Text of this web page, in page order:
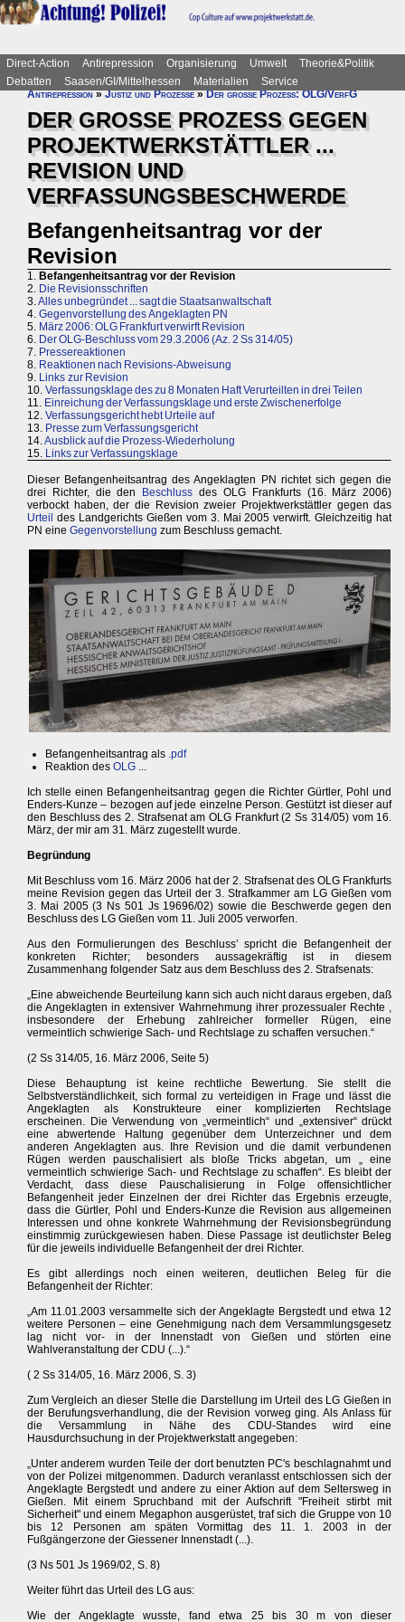
Direct-Action Antirepression Organisierung Umwelt
Theorie&Politik
Debatten
Saasen/GI/Mittelhessen Materialien
Service
Antirepression»Justiz und Prozesse»Der große Prozess: OLG/VerfG
DER GROSSE PROZESS GEGEN
PROJEKTWERKSTÄTTLER ...
REVISION UND
VERFASSUNGSBESCHWERDE
Befangenheitsantrag vor der
Revision
1. Befangenheitsantrag vor der Revision
2. Die Revisionsschriften
3.Alles unbegründet ... sagt die Staatsanwaltschaft
4. Gegenvorstellung des Angeklagten PN
5. März 2006: OLG Frankfurt verwirft Revision
6. Der OLG-Beschluss vom 29.3.2006 (Az. 2 Ss 314/05)
7. Pressereaktionen
8. Reaktionen nach Revisions-Abweisung
9. Links zur Revision
10. Verfassungsklage des zu 8 Monaten Haft Verurteilten in drei Teilen
11. Einreichung der Verfassungsklage und erste Zwischenerfolge
12. Verfassungsgericht hebt Urteile auf
13. Presse zum Verfassungsgericht
14.Ausblick auf die Prozess-Wiederholung
15. Links zur Verfassungsklage
Dieser Befangenheitsantrag des Angeklagten PN richtet sich gegen die
drei Richter, die den
Beschluss des OLG Frankfurts (16. März 2006)
verbockt haben, der die Revision zweier Projektwerkstättler gegen das
Urteil des Landgerichts Gießen vom 3. Mai 2005 verwirft. Gleichzeitig hat
PN eine Gegenvorstellung zum Beschluss gemacht.
Befangenheitsantrag als .pdf
Reaktion des OLG ...
Ich stelle einen Befangenheitsantrag gegen die Richter Gürtler, Pohl und
Enders-Kunze – bezogen auf jede einzelne Person. Gestützt ist dieser auf
den Beschluss des 2. Strafsenat am OLG Frankfurt (2 Ss 314/05) vom 16.
März, der mir am 31. März zugestellt wurde.
Begründung
Mit Beschluss vom 16. März 2006 hat der 2. Strafsenat des OLG Frankfurts
meine Revision gegen das Urteil der 3. Strafkammer am LG Gießen vom
3. Mai 2005 (3 Ns 501 Js 19696/02) sowie die Beschwerde gegen den
Beschluss des LG Gießen vom 11. Juli 2005 verworfen.
Aus den Formulierungen des Beschluss’ spricht die Befangenheit der
konkreten Richter; besonders aussagekräftig ist in diesem
Zusammenhang folgender Satz aus dem Beschluss des 2. Strafsenats:
„Eine abweichende Beurteilung kann sich auch nicht daraus ergeben, daß
die Angeklagten in extensiver Wahrnehmung ihrer prozessualer Rechte ,
insbesondere der Erhebung zahlreicher formeller Rügen, eine
vermeintlich schwierige Sach- und Rechtslage zu schaffen versuchen.“
(2 Ss 314/05, 16. März 2006, Seite 5)
Diese Behauptung ist keine rechtliche Bewertung. Sie stellt die
Selbstverständlichkeit, sich formal zu verteidigen in Frage und lässt die
Angeklagten als Konstrukteure einer komplizierten Rechtslage
erscheinen. Die Verwendung von „vermeintlich“ und „extensiver“ drückt
eine abwertende Haltung gegenüber dem Unterzeichner und dem
anderen Angeklagten aus. Ihre Revision und die damit verbundenen
Rügen werden pauschalisiert als bloße Tricks abgetan, um „ eine
vermeintlich schwierige Sach- und Rechtslage zu schaffen“. Es bleibt der
Verdacht, dass diese Pauschalisierung in Folge offensichtlicher
Befangenheit jeder Einzelnen der drei Richter das Ergebnis erzeugte,
dass die Gürtler, Pohl und Enders-Kunze die Revision aus allgemeinen
Interessen und ohne konkrete Wahrnehmung der Revisionsbegründung
einstimmig zurückgewiesen haben. Diese Passage ist deutlichster Beleg
für die jeweils individuelle Befangenheit der drei Richter.
Es gibt allerdings noch einen weiteren, deutlichen Beleg für die
Befangenheit der Richter:
„Am 11.01.2003 versammelte sich der Angeklagte Bergstedt und etwa 12
weitere Personen – eine Genehmigung nach dem Versammlungsgesetz
lag nicht vor- in der Innenstadt von Gießen und störten eine
Wahlveranstaltung der CDU (...).“
( 2 Ss 314/05, 16. März 2006, S. 3)
Zum Vergleich an dieser Stelle die Darstellung im Urteil des LG Gießen in
der Berufungsverhandlung, die der Revision vorweg ging. Als Anlass für
die Versammlung in Nähe des CDU-Standes wird eine
Hausdurchsuchung in der Projektwerkstatt angegeben:
„Unter anderem wurden Teile der dort benutzten PC's beschlagnahmt und
von der Polizei mitgenommen. Dadurch veranlasst entschlossen sich der
Angeklagte Bergstedt und andere zu einer Aktion auf dem Seltersweg in
Gießen. Mit einem Spruchband mit der Aufschrift "Freiheit stirbt mit
Sicherheit" und einem Megaphon ausgerüstet, traf sich die Gruppe von 10
bis 12 Personen am späten Vormittag des 11. 1. 2003 in der
Fußgängerzone der Giessener Innenstadt (...).
(3 Ns 501 Js 1969/02, S. 8)
Weiter führt das Urteil des LG aus:
Wie der Angeklagte wusste, fand etwa 25 bis 30 m von dieser